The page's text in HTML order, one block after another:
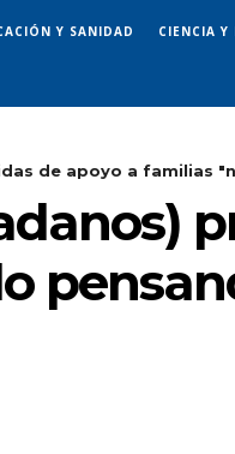
Y SANIDAD CIENCIA Y
de apoyo a familias